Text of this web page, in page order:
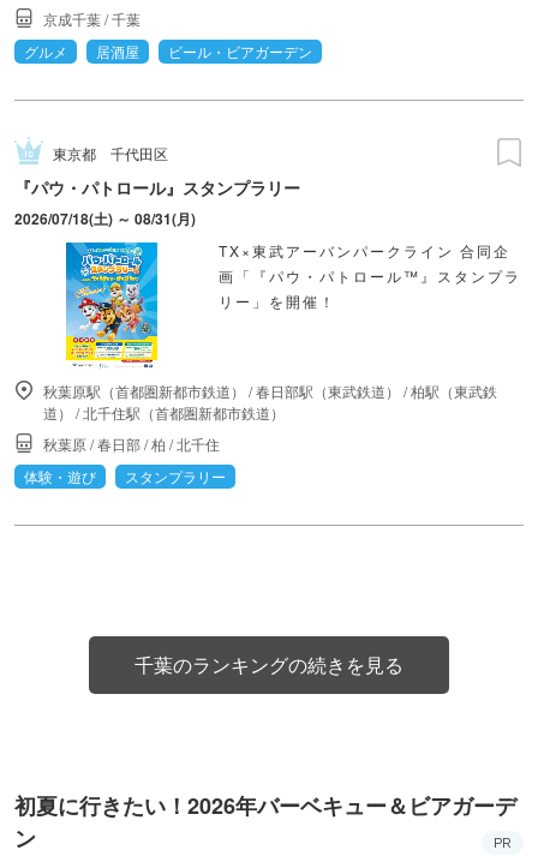
京成千葉/千葉
グルメ
居酒屋 ビール・ビアガーデン
東京都 千代田区
『パウ・パトロール』スタンプラリー
2026/07/18(土) ～ 08/31(月)
TX×東武アーバンパークライン 合同企
画「『パウ・パトロール™』スタンプラ
リー」を開催！
秋葉原駅（首都圏新都市鉄道） /春日部駅（東武鉄道） /柏駅（東武鉄
道） /北千住駅（首都圏新都市鉄道）
秋葉原/春日部/柏 /北千住
体験・遊び
スタンプラリー
千葉のランキングの続きを見る
初夏に行きたい！2026年バーベキュー＆ビアガーデ
ン
PR